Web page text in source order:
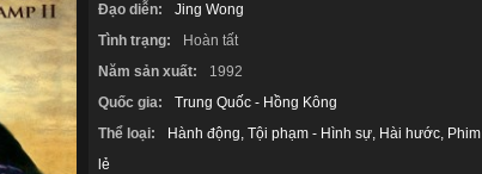
Đạo diễn:
Jing Wong
Tình trạng:
Hoàn tất
Năm sản xuất:
1992
Quốc gia:
Trung Quốc - Hồng Kông
Thể loại:
Hành động Tội phạm - Hình sự Hài hước
Phim
lẻ